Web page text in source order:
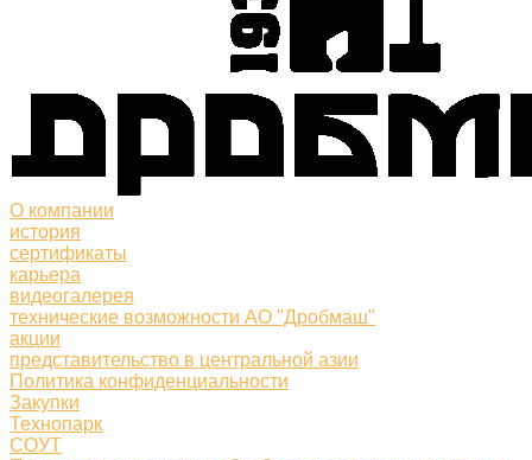
О компании
история
сертификаты
карьера
видеогалерея
технические возможности АО "Дробмаш"
акции
представительство в центральной азии
Политика конфиденциальности
Закупки
Технопарк
СОУТ